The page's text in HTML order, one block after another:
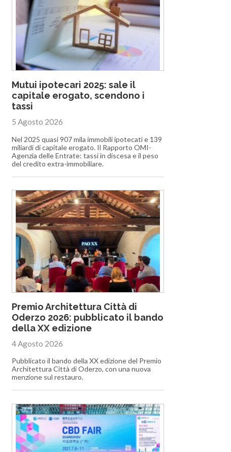
Mutui ipotecari 2025: sale il
capitale erogato, scendono i
tassi
5 Agosto 2026
Nel 2025 quasi 907 mila immobili ipotecati e 139
miliardi di capitale erogato. Il Rapporto OMI-
Agenzia delle Entrate: tassi in discesa e il peso
del credito extra-immobiliare.
Premio Architettura Città di
Oderzo 2026: pubblicato il bando
della XX edizione
4 Agosto 2026
Pubblicato il bando della XX edizione del Premio
Architettura Città di Oderzo, con una nuova
menzione sul restauro.